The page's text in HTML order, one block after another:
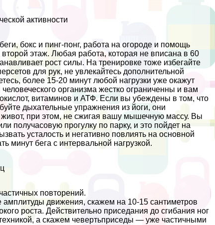
активности
бокс и пинг-понг, работа на огороде и помощь
этаж. Любая работа, которая не вписана в 60
рост силы. На тренировке тоже избегайте
для рук, не увлекайтесь дополнительной
более 15-20 минут любой нагрузки уже окажут
организма жестко ограниченны и вам
витаминов и АТФ. Если вы убеждены в том, что
дыхательные упражнения из йоги, они
живот, при этом, не сжигая вашу мышечную массу. Вы
получасовую прогулку по парку, и это пойдет на
усталость и негативно повлиять на основной
минут бега с интервальной нагрузкой.
повторений.
движения, скажем на 10-15 сантиметров
роста. Действительно приседания до сгибания ног
а скажем чевертьприседы — уже частичными